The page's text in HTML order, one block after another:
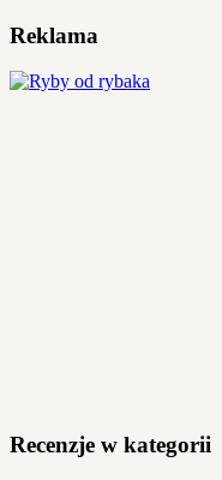
Reklama
Recenzje w kategorii